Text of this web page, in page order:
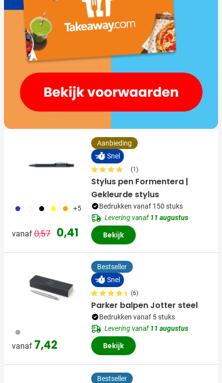
023 002 871 006 007 +5
vanaf Normale prijs
0,57 Speciale prijs
0,41
Aanbieding
Snel
(1)
Stylus pen Formentera |
Gekleurde stylus
Bedrukken vanaf 150 stuks
Levering vanaf11 augustus
Bekijk
032
vanaf 7,42
Bestseller
Snel
(6)
Parker balpen Jotter steel
Bedrukken vanaf 5 stuks
Levering vanaf11 augustus
Bekijk
Bestseller